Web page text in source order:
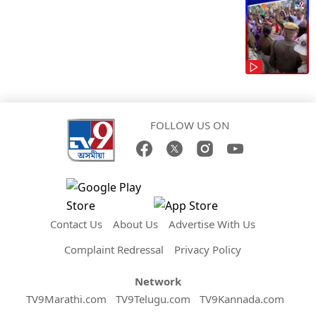
FOLLOW US ON
Contact Us About Us
Advertise With Us
Complaint Redressal
Privacy Policy
Network
TV9Marathi.com
TV9Telugu.com TV9Kannada.com